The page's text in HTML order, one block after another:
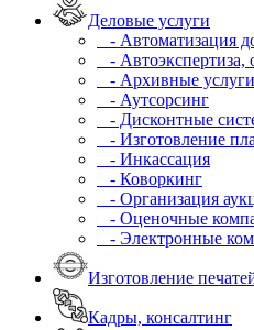
Деловые услуги
- Автоматизация
- Автоэкспертиза,
- Архивные услуги
- Аутсорсинг
- Дисконтные
- Изготовление
- Инкассация
- Коворкинг
- Организация
- Оценочные
- Электронные
Изготовление
Кадры, консалтинг